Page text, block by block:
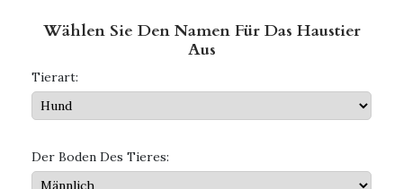
Wählen Sie Den Namen Für Das Haustier
Aus
Tierart:
Der Boden Des Tieres: